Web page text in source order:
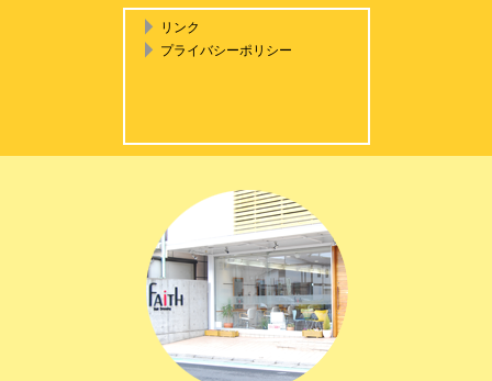
リンク
プライバシーポリシー